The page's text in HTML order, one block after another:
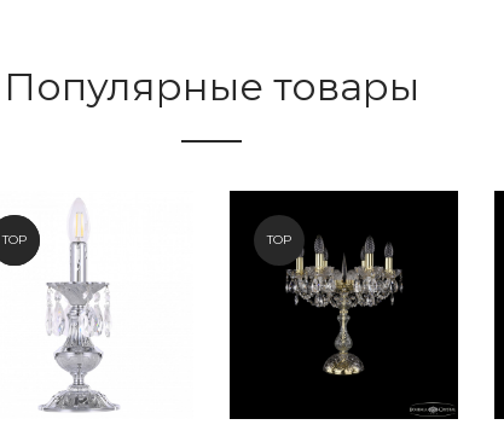
Популярные товары
NEW
TOP TOP